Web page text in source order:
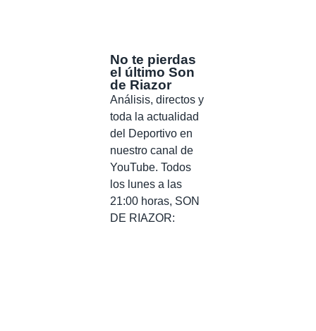
No te pierdas
el último Son
de Riazor
Análisis, directos y
toda la actualidad
del Deportivo en
nuestro canal de
YouTube. Todos
los lunes a las
21:00 horas, SON
DE RIAZOR: